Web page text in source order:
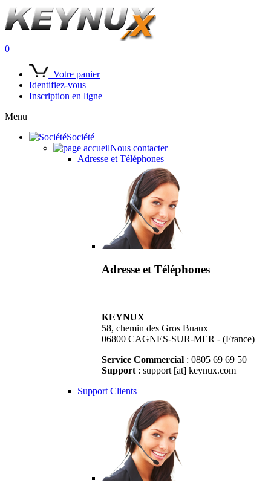
0
Votre panier
Identifiez-vous
Inscription en ligne
Menu
Société
Nous contacter
Adresse et Téléphones
Adresse et Téléphones
KEYNUX
58, chemin des Gros Buaux
06800 CAGNES-SUR-MER - (France)
Service Commercial : 0805 69 69 50
Support : support [at] keynux.com
Support Clients